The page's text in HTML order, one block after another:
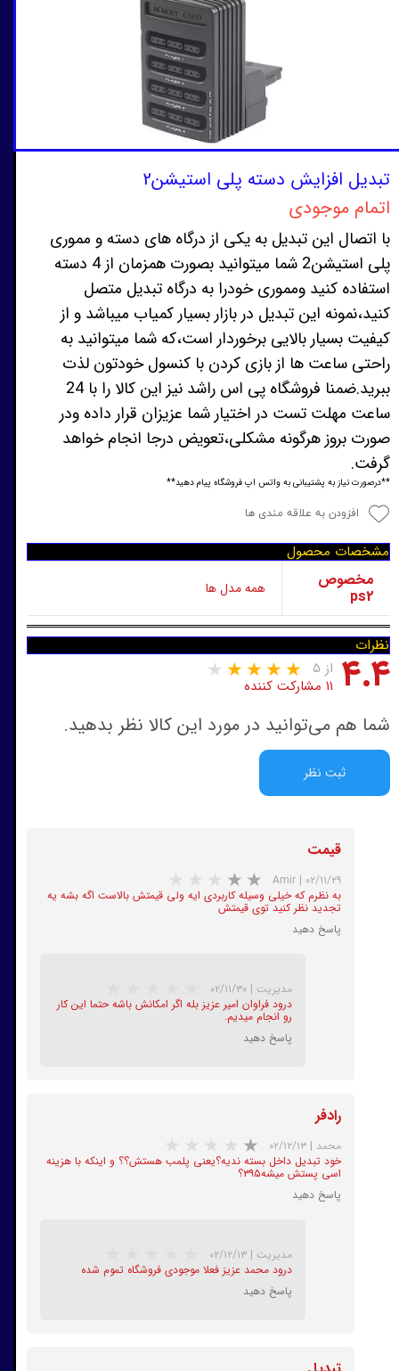
تبدیل افزایش دسته پلی استیشن2
اتمام موجودی
با اتصال این تبدیل به یکی از درگاه های دسته و مموری
پلی استیشن2 شما میتوانید بصورت همزمان از 4 دسته
استفاده کنید ومموری خودرا به درگاه تبدیل متصل
کنید،نمونه این تبدیل در بازار بسیار کمیاب میباشد و از
کیفیت بسیار بالایی برخوردار است،که شما میتوانید به
راحتی ساعت ها از بازی کردن با کنسول خودتون لذت
ببرید.ضمنا فروشگاه پی اس راشد نیز این کالا را با 24
ساعت مهلت تست در اختیار شما عزیزان قرار داده ودر
صورت بروز هرگونه مشکلی،تعویض درجا انجام خواهد
گرفت.
**درصورت نیاز به پشتیبانی به واتس اپ فروشگاه پیام دهید**
افزودن به علاقه مندی ها
مشخصات محصول
مخصوص
ps2 همه مدل ها
نظرات
۴.۴ از ۵
★★
۱۱ مشارکت کننده
شما هم می‌توانید در مورد این کالا نظر بدهید.
ثبت نظر
قیمت
Amir | ۰۲/۱۱/۲۹
به نظرم که خیلی وسیله کاربردی ایه ولی قیمتش بالاست اگه بشه یه
تجدید نظر کنید توی قیمتش
پاسخ دهید
مدیریت | ۰۲/۱۱/۳۰
درود فراوان امیر عزیز بله اگر امکانش باشه حتما این کار
رو انجام میدیم.
پاسخ دهید
رادفر
محمد | ۰۲/۱۲/۱۳
خود تبدیل داخل بسته ندیه؟یعنی پلمب هستش؟؟ و اینکه با هزینه
اسی پستش میشه۳۹۵؟
پاسخ دهید
مدیریت | ۰۲/۱۲/۱۳
درود محمد عزیز فعلا موجودی فروشگاه تموم شده
پاسخ دهید